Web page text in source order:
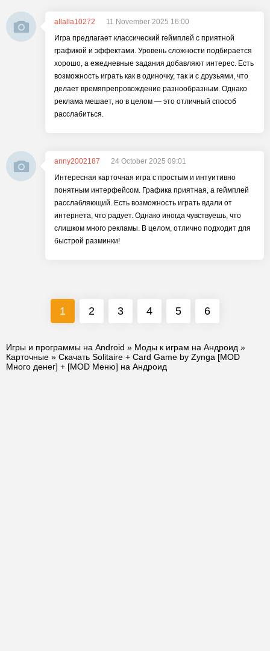
allalla10272
11 November 2025 16:00
Игра предлагает классический геймплей с приятной
графикой и эффектами. Уровень сложности подбирается
хорошо, а ежедневные задания добавляют интерес. Есть
возможность играть как в одиночку, так и с друзьями, что
делает времяпрепровождение разнообразным. Однако
реклама мешает, но в целом — это отличный способ
расслабиться.
anny2002187
24 October 2025 09:01
Интересная карточная игра с простым и интуитивно
понятным интерфейсом. Графика приятная, а геймплей
расслабляющий. Есть возможность играть вдали от
интернета, что радует. Однако иногда чувствуешь, что
слишком много рекламы. В целом, отлично подходит для
быстрой разминки!
1 2 3 4 5 6
Игры и программы на Android » Моды к играм на Андроид »
Карточные » Скачать Solitaire + Card Game by Zynga [MOD
Много денег] + [MOD Меню] на Андроид